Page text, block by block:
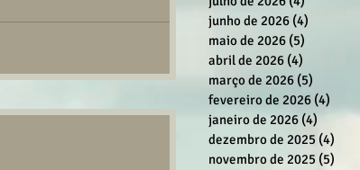
dia 12/10/2025. CLIQUE
junho de 2026 (4)
maio de 2026 (5)
abril de 2026 (4)
março de 2026 (5)
fevereiro de 2026 (4)
janeiro de 2026 (4) 4 posts
dezembro de 2025 (4)
novembro de 2025 (5)